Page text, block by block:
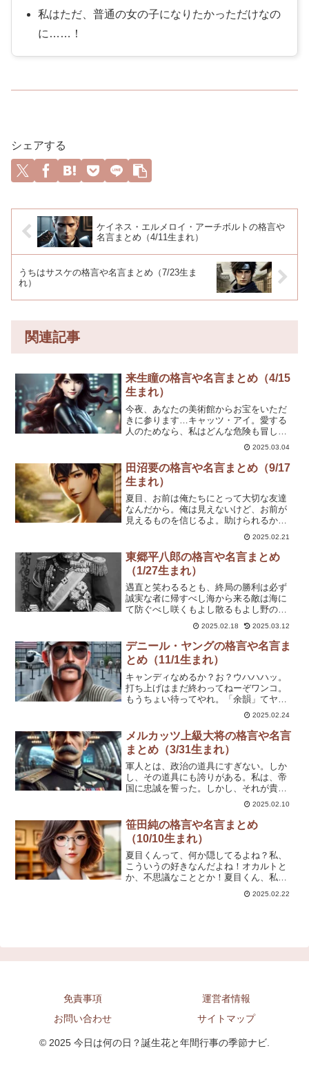
私はただ、普通の女の子になりたかっただけなの
に……！
シェアする
ケイネス・エルメロイ・アーチボルトの格言や
名言まとめ（4/11生まれ）
うちはサスケの格言や名言まとめ（7/23生ま
れ）
関連記事
来生瞳の格言や名言まとめ（4/15
生まれ）
今夜、あなたの美術館からお宝をいただ
きに参ります…キャッツ・アイ。愛する
人のためなら、私はどんな危険も冒して
みせる。警察相手にだって、負けるつも
りはないわ。大事なものは、盗まれる前
にしっかり守ることね。妹たちと一緒な
ら、私はどこまでも行ける。何を言われ
ても、私は父の作品を取り戻す。怪盗だ
って、恋くらいするわよ。これくらいで
捕まるほど、私たちは甘くないわ。この
スリルがあるから、私はキャッツアイを
捕まるのなら、それも悪くないかもね。
2025.03.04
田沼要の格言や名言まとめ（9/17
生まれ）
夏目、お前は俺たちにとって大切な友達
なんだから。俺は見えないけど、お前が
見えるものを信じるよ。助けられるかど
うか分からないけど、俺にできることが
あれば言ってくれ。一人で抱え込むな
よ。俺たちはお前の友達だろ？夏目、俺
はお前の力を否定しない。だけど、無理
だけはするなよ。お前が何を選んでも、
俺はお前の味方だから。俺は見えないけ
ど、感じることはできるんだ。一緒にい
るだけで、お前の気持ちが楽になるな
優しいな。俺は夏目のこと、すごいと思
うよ。
2025.02.21
東郷平八郎の格言や名言まとめ
（1/27生まれ）
遇直と笑わるるとも、終局の勝利は必ず
誠実な者に帰すべし海から来る敵は海に
て防ぐべし咲くもよし散るもよし野の山
桜、花のこころは知る人ぞ知る気力に欠
くるなかりしか天は正義に与し、神は至
誠に感ず やってみせて、言って聞かせ
て、やらせてみて、ほめてやらねば、人
は動かじ。 話し合い、耳を傾け、承認
し、任せてやらねば、人は育たず
2025.02.18 2025.03.12
デニール・ヤングの格言や名言ま
とめ（11/1生まれ）
キャンディなめるか？お？ウハハハッ。
打ち上げはまだ終わってねーぞワンコ。
もうちょい待ってやれ。「余韻」てヤツ
だ。あの「ロケットロード」が流れるま
での余韻――それを含めて「打ち上げ」
って言うんだ。『空』は誰のもんでもな
い。『人生』は自分のもんだ。人生はコ
ントロールが効く。ワシらは死ぬまで、
生きるだけだ。コントロールが出来る限
り、自由に飛び回るだけだ。フワフワし
て、ハンモックみてえだ。最後の生徒
以上に、格別だなオイ！最後の教え子の
「ロケットロード」ってのは！
2025.02.24
メルカッツ上級大将の格言や名言
まとめ（3/31生まれ）
軍人とは、政治の道具にすぎない。しか
し、その道具にも誇りがある。私は、帝
国に忠誠を誓った。しかし、それが貴族
どものために戦うことを意味するとは思
わなかった。正しき者が滅びるのなら
ば、それは歴史の流れなのかもしれん。
軍人が為すべきことは、命じられた戦を
遂行すること。しかし、それが本当に正
しいかを考えるのは、人間としての義務
だ。もしも我々が正義の軍であったなら
ば、こんなにも戦うことに疑念を持たな
れる。ならば私は、敗者として何を残す
2025.02.10
笹田純の格言や名言まとめ
（10/10生まれ）
夏目くんって、何か隠してるよね？私、
こういうの好きなんだよね！オカルトと
か、不思議なこととか！夏目くん、私に
も見せてよ！何か困ったことがあった
ら、私にも言ってね！どうして見えるの
2025.02.22
免責事項
運営者情報
お問い合わせ
サイトマップ
© 2025 今日は何の日？誕生花と年間行事の季節ナビ.